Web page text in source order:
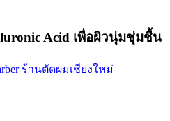
Acid เพื่อผิวนุ่มชุ่มชื้น